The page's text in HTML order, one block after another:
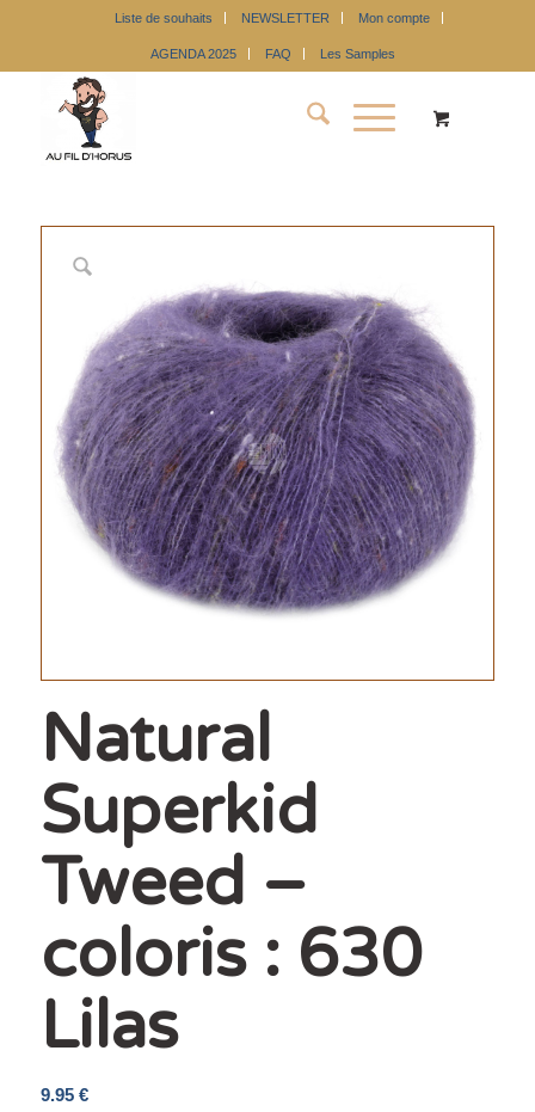
Liste de souhaits NEWSLETTER Mon compte
AGENDA 2025 FAQ Les Samples
Natural
Superkid
Tweed –
coloris : 630
Lilas
9.95 €